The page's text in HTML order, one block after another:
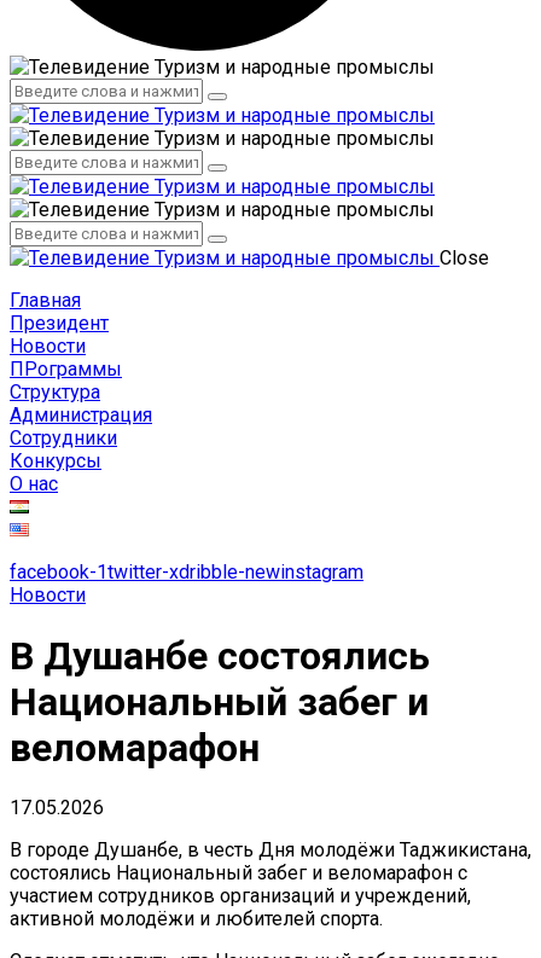
Администрация
Сотрудники
Администрация
Сотрудники
Close
Главная
Президент
Новости
ПРограммы
Структура
Администрация
Сотрудники
Конкурсы
О нас
facebook-1twitter-xdribble-newinstagram
Новости
В Душанбе состоялись
Национальный забег и
веломарафон
17.05.2026
В городе Душанбе, в честь Дня молодёжи Таджикистана,
состоялись Национальный забег и веломарафон с
участием сотрудников организаций и учреждений,
активной молодёжи и любителей спорта.